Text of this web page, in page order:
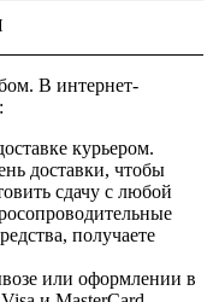
В интернет-
курьером.
доставки, чтобы
сдачу с любой
получаете
или оформлении в